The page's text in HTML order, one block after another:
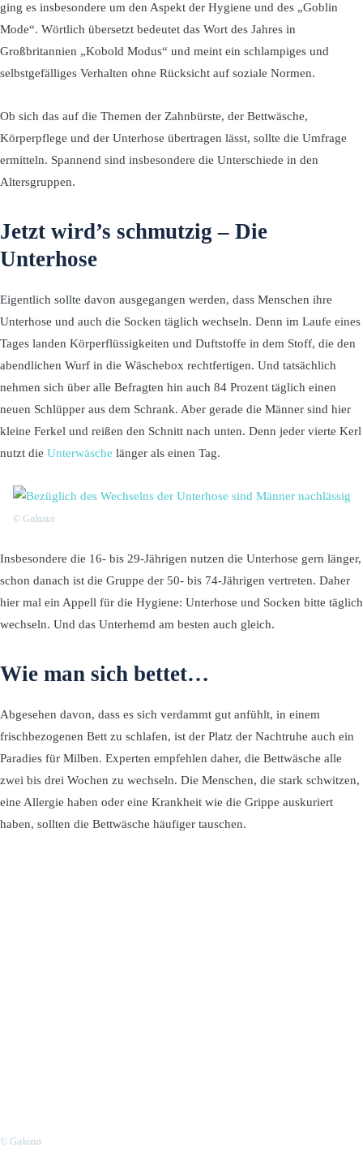
ging es insbesondere um den Aspekt der Hygiene und des „Goblin
Mode“. Wörtlich übersetzt bedeutet das Wort des Jahres in
Großbritannien „Kobold Modus“ und meint ein schlampiges und
selbstgefälliges Verhalten ohne Rücksicht auf soziale Normen.
Ob sich das auf die Themen der Zahnbürste, der Bettwäsche,
Körperpflege und der Unterhose übertragen lässt, sollte die Umfrage
ermitteln. Spannend sind insbesondere die Unterschiede in den
Altersgruppen.
Jetzt wird’s schmutzig – Die
Unterhose
Eigentlich sollte davon ausgegangen werden, dass Menschen ihre
Unterhose und auch die Socken täglich wechseln. Denn im Laufe eines
Tages landen Körperflüssigkeiten und Duftstoffe in dem Stoff, die den
abendlichen Wurf in die Wäschebox rechtfertigen. Und tatsächlich
nehmen sich über alle Befragten hin auch 84 Prozent täglich einen
neuen Schlüpper aus dem Schrank. Aber gerade die Männer sind hier
kleine Ferkel und reißen den Schnitt nach unten. Denn jeder vierte Kerl
nutzt die Unterwäsche länger als einen Tag.
© Galaxus
Insbesondere die 16- bis 29-Jährigen nutzen die Unterhose gern länger,
schon danach ist die Gruppe der 50- bis 74-Jährigen vertreten. Daher
hier mal ein Appell für die Hygiene: Unterhose und Socken bitte täglich
wechseln. Und das Unterhemd am besten auch gleich.
Wie man sich bettet…
Abgesehen davon, dass es sich verdammt gut anfühlt, in einem
frischbezogenen Bett zu schlafen, ist der Platz der Nachtruhe auch ein
Paradies für Milben. Experten empfehlen daher, die Bettwäsche alle
zwei bis drei Wochen zu wechseln. Die Menschen, die stark schwitzen,
eine Allergie haben oder eine Krankheit wie die Grippe auskuriert
haben, sollten die Bettwäsche häufiger tauschen.
© Galaxus